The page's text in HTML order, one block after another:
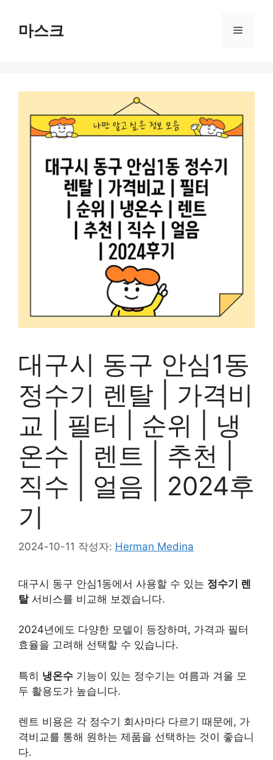
마스크 메
대구시 동구 안심1동
정수기 렌탈 | 가격비
교 | 필터 | 순위 | 냉
온수 | 렌트 | 추천 |
직수 | 얼음 | 2024후
기
2024-10-11 작성자: Herman Medina
대구시 동구 안심1동에서 사용할 수 있는 정수기 렌
탈서비스를 비교해 보겠습니다.
2024년에도 다양한 모델이 등장하며, 가격과 필터
효율을 고려해 선택할 수 있습니다.
특히 냉온수 기능이 있는 정수기는 여름과 겨울 모
두 활용도가 높습니다.
렌트 비용은 각 정수기 회사마다 다르기 때문에, 가
격비교를 통해 원하는 제품을 선택하는 것이 좋습니
다.